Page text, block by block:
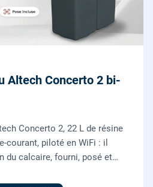
Altech Concerto 2 bi-
Concerto 2, 22 L de résine
courant, piloté en WiFi : il
du calcaire, fourni, posé et